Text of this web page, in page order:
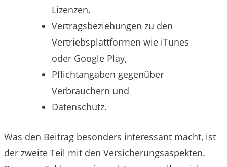
Lizenzen,
Vertragsbeziehungen zu den
Vertriebsplattformen wie iTunes
oder Google Play,
Pflichtangaben gegenüber
Verbrauchern und
Datenschutz.
Was den Beitrag besonders interessant macht, ist
der zweite Teil mit den Versicherungsaspekten.